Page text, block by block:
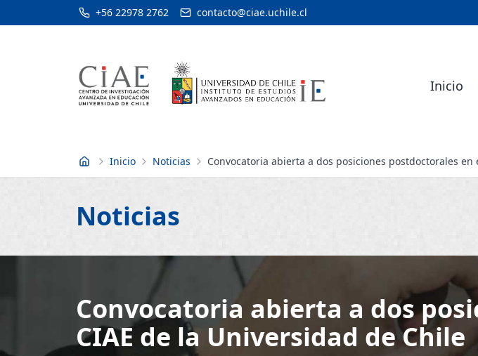
+56 22978 2762 contacto@ciae.uchile.cl
Inicio
Inicio Inicio Noticias Convocatoria abierta a dos posiciones postdoctorales
Noticias
Convocatoria abierta a dos
CIAE de la Universidad de Chile